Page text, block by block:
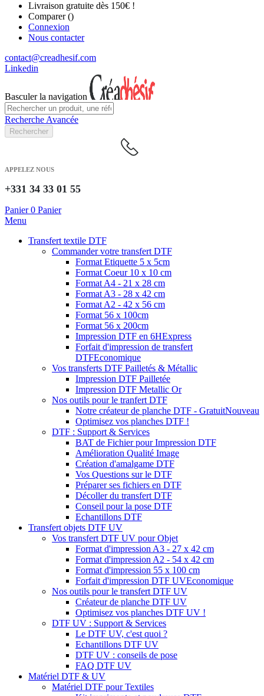
Livraison gratuite dès 150€ !
Comparer ()
Connexion
Nous contacter
contact@creadhesif.com
Linkedin
Basculer la navigation
Recherche Avancée
Rechercher
APPELEZ NOUS
+331 34 33 01 55
Panier 0 Panier
Menu
Transfert textile DTF
Commander votre transfert DTF
Format Etiquette 5 x 5cm
Format Coeur 10 x 10 cm
Format A4 - 21 x 28 cm
Format A3 - 28 x 42 cm
Format A2 - 42 x 56 cm
Format 56 x 100cm
Format 56 x 200cm
Impression DTF en 6HExpress
Forfait d'impression de transfert
DTFEconomique
Vos transferts DTF Pailletés & Métallic
Impression DTF Pailletée
Impression DTF Metallic Or
Nos outils pour le tranfert DTF
Notre créateur de planche DTF - GratuitNouveau
Optimisez vos planches DTF !
DTF : Support & Services
BAT de Fichier pour Impression DTF
Amélioration Qualité Image
Création d'amalgame DTF
Vos Questions sur le DTF
Préparer ses fichiers en DTF
Décoller du transfert DTF
Conseil pour la pose DTF
Echantillons DTF
Transfert objets DTF UV
Vos transfert DTF UV pour Objet
Format d'impression A3 - 27 x 42 cm
Format d'impression A2 - 54 x 42 cm
Format d'impression 55 x 100 cm
Forfait d'impression DTF UVEconomique
Nos outils pour le transfert DTF UV
Créateur de planche DTF UV
Optimisez vos planches DTF UV !
DTF UV : Support & Services
Le DTF UV, c'est quoi ?
Echantillons DTF UV
DTF UV : conseils de pose
FAQ DTF UV
Matériel DTF & UV
Matériel DTF pour Textiles